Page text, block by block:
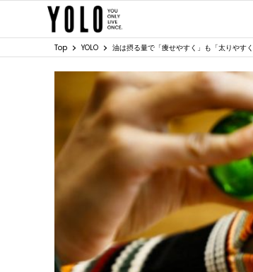
Top YOLO 油は摂る量で「痩せやすく」も「太りやす